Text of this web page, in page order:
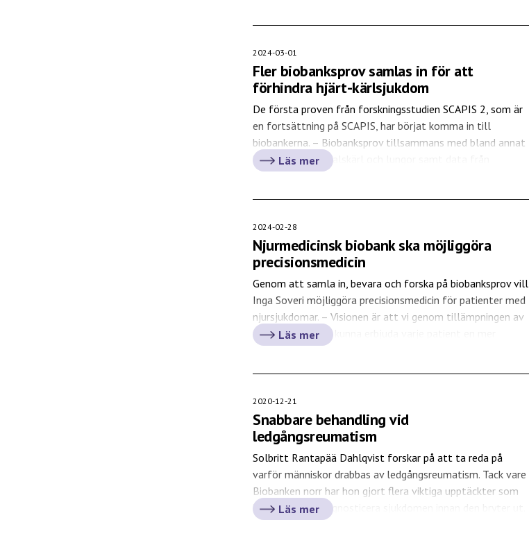
2024-03-01
Fler biobanksprov samlas in för att
förhindra hjärt-kärlsjukdom
De första proven från forskningsstudien SCAPIS 2, som är
en fortsättning på SCAPIS, har börjat komma in till
biobankerna. – Biobanksprov tillsammans med bland annat
bilder av hjärta, halskärl och lungor samt data från
lungfunktionstester och enkätsvar om levnadsvanor ger
forskningsledare för SCAPIS […]
Läs mer
2024-02-28
Njurmedicinsk biobank ska möjliggöra
precisionsmedicin
Genom att samla in, bevara och forska på biobanksprov vill
Inga Soveri möjliggöra precisionsmedicin för patienter med
njursjukdomar. – Visionen är att vi genom tillämpningen av
våra resultat ska kunna erbjuda varje patient en mer
individualiserad diagnos och behandling. Inga Soveri är
Läs mer
2020-12-21
Snabbare behandling vid
ledgångsreumatism
Solbritt Rantapää Dahlqvist forskar på att ta reda på
varför människor drabbas av ledgångsreumatism. Tack vare
Biobanken norr har hon gjort flera viktiga upptäckter som
hjälper läkare diagnosticera sjukdomen innan den bryter ut.
Läs mer